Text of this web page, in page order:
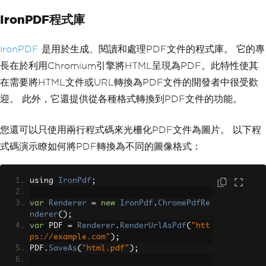
IronPDF程式庫
IronPDF 是用於生成、閱讀和處理PDF文件的程式庫。 它的專
長在於利用Chromium引擎將HTML呈現為PDF。此特性使其
在需要將HTML文件或URL轉換為PDF文件的開發者中很受歡
迎。 此外，它還提供從各種格式轉換到PDF文件的功能。
您還可以只使用兩行程式碼來光柵化PDF文件為圖片。 以下程
式碼演示瞭如何將PDF轉換為不同的圖像格式：
using IronPdf ;
var Renderer = new IronPdf . ChromePdfRe
nderer();
var PDF = Renderer . RenderUrlAsPdf( "htt
ps://example.com" );
PDF . SaveAs( "html.pdf" );